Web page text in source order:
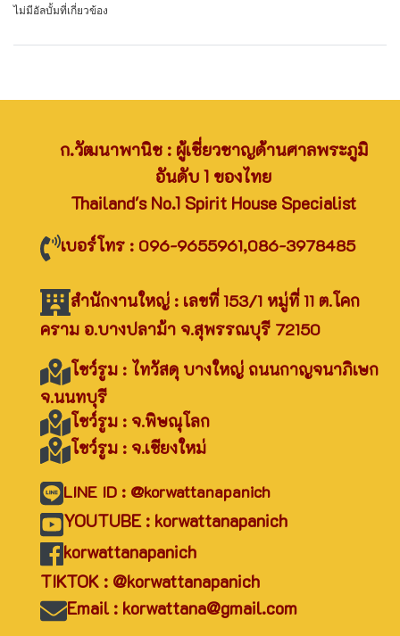
ไม่มีอัลบั้มที่เกี่ยวข้อง
ก.วัฒนาพานิช : ผู้เชี่ยวชาญด้านศาลพระภูมิ
อันดับ 1 ของไทย
Thailand's No.1 Spirit House Specialist
เบอร์โทร : 096-9655961,086-3978485
สำนักงานใหญ่ : เลขที่ 153/1 หมู่ที่ 11 ต.โคก
คราม อ.บางปลาม้า จ.สุพรรณบุรี 72150
โชว์รูม : ไทวัสดุ บางใหญ่ ถนนกาญจนาภิเษก
จ.นนทบุรี
โชว์รูม : จ.พิษณุโลก
โชว์รูม : จ.เชียงใหม่
LINE ID : @korwattanapanich
YOUTUBE : korwattanapanich
korwattanapanich
TIKTOK : @korwattanapanich
Email : korwattana@gmail.com